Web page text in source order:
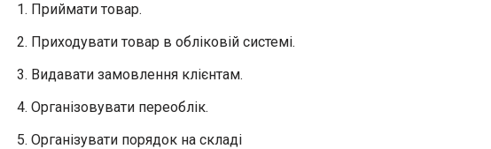
Приймати товар.
Приходувати товар в обліковій системі.
Видавати замовлення клієнтам.
Організовувати переоблік.
Організувати порядок на складі